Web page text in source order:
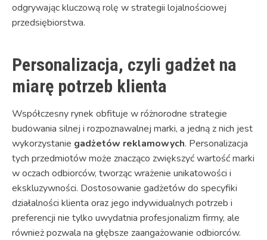
odgrywając kluczową rolę w strategii lojalnościowej
przedsiębiorstwa.
Personalizacja, czyli gadżet na
miarę potrzeb klienta
Współczesny rynek obfituje w różnorodne strategie
budowania silnej i rozpoznawalnej marki, a jedną z nich jest
wykorzystanie gadżetów reklamowych. Personalizacja
tych przedmiotów może znacząco zwiększyć wartość marki
w oczach odbiorców, tworząc wrażenie unikatowości i
ekskluzywności. Dostosowanie gadżetów do specyfiki
działalności klienta oraz jego indywidualnych potrzeb i
preferencji nie tylko uwydatnia profesjonalizm firmy, ale
również pozwala na głębsze zaangażowanie odbiorców.